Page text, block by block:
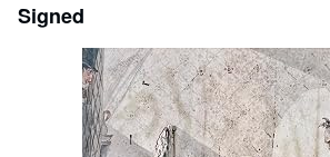
Browse Collections
Rare Books
Art & Collectables
Textbooks
Signed